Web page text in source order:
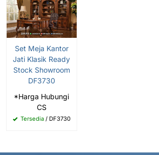
Set Meja Kantor
Jati Klasik Ready
Stock Showroom
DF3730
*Harga Hubungi
CS
Tersedia/ DF3730